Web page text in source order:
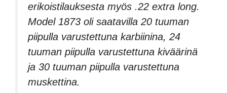
erikoistilauksesta myös .22 extra long.
Model 1873 oli saatavilla 20 tuuman
piipulla varustettuna karbiinina, 24
tuuman piipulla varustettuna kiväärinä
ja 30 tuuman piipulla varustettuna
muskettina.